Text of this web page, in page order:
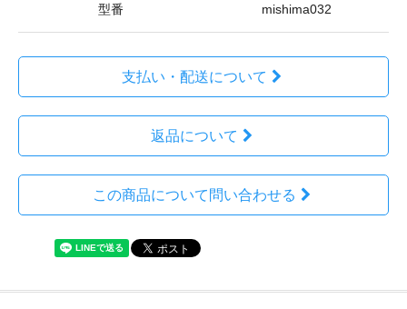
型番 mishima032
支払い・配送について
返品について
この商品について問い合わせる